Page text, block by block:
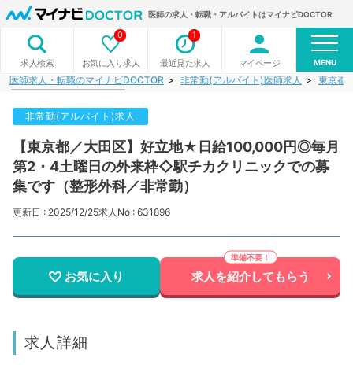
医師の求人・転職・アルバイトはマイナビDOCTOR
求人検索 お気に入り求人
0
最近見た求人
1
マイページ MENU
医師求人・転職のマイナビDOCTOR 非常勤(アルバイト)医師求人 東京都
非常勤(アルバイト)求人
【東京都／大田区】好立地★日給100,000円◎毎月
第2・4土曜日の外来枠◇駅チカクリニックでの募
集です（整形外科／非常勤）
更新日 : 2025/12/25求人No : 631896
お気に入り 求人を紹介してもらう
求人詳細